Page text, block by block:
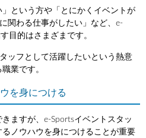
」という方や「とにかくイベントが
関わる仕事がしたい」など、e-
目的はさまざまです。
ッフとして活躍したいという熱意
業です。
を身につける
ますが、e-Sportsイベントスタッ
ノウハウを身につけることが重要